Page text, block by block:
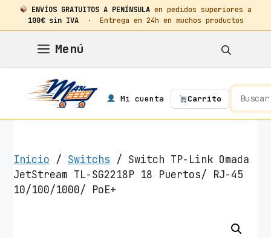
ENVÍOS GRATUITOS A PENÍNSULA en pedidos superiores a
100€ sin IVA· Entrega en 24h en muchos productos
contenido
Menú
Mi cuenta Carrito
Inicio / Switchs / Switch TP-Link Omada
JetStream TL-SG2218P 18 Puertos/ RJ-45
10/100/1000/ PoE+